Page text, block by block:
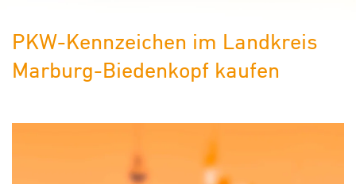
PKW-Kennzeichen im Landkreis
Marburg-Biedenkopf kaufen